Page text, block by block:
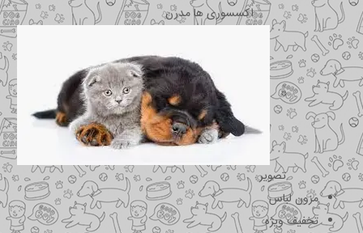
اکسسوری ها مدرن
تصویر
مزون لباس
تخفیف ویژه